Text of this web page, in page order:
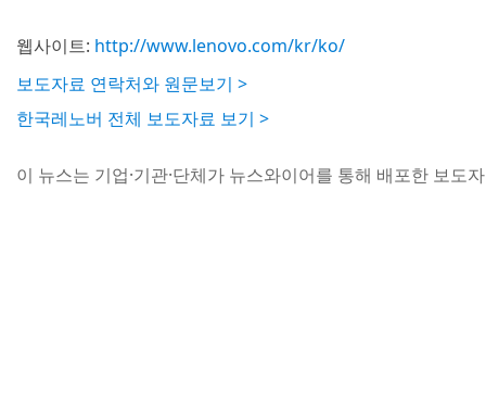
웹사이트: http://www.lenovo.com/kr/ko/
보도자료 연락처와 원문보기 >
한국레노버 전체 보도자료 보기 >
이 뉴스는 기업·기관·단체가 뉴스와이어를 통해 배포한 보도